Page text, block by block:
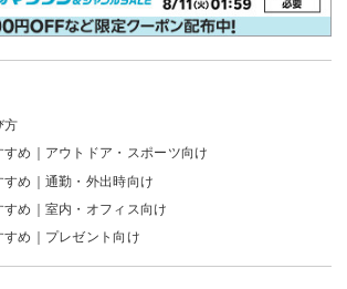
方
め｜アウトドア・スポーツ向け
め｜通勤・外出時向け
め｜室内・オフィス向け
め｜プレゼント向け